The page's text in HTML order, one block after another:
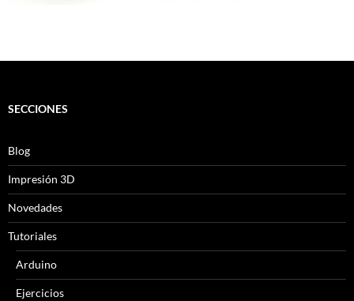
SECCIONES
Blog
Impresión 3D
Novedades
Tutoriales
Arduino
Ejercicios